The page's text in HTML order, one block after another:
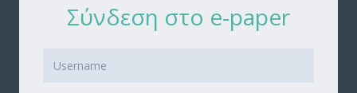
Σύνδεση στο e-paper